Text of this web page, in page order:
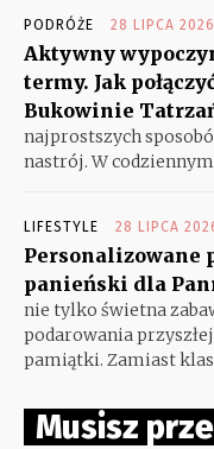
PODRÓŻE 28 LIPCA 2026
Aktywny
termy. Jak
Bukowinie
najprostszych
nastrój. W
LIFESTYLE 28 LIPCA
Personalizowane
panieński dla
nie tylko świetna
podarowania
pamiątki. Zamiast
Musisz